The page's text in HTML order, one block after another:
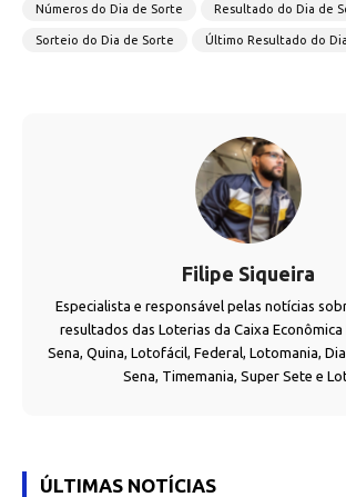
Números do Dia de Sorte Resultado do Dia de
Sorteio do Dia de Sorte Último Resultado do
Filipe Siqueira
Especialista e responsável pelas notícias
resultados das Loterias da Caixa Econômica
Sena, Quina, Lotofácil, Federal, Lotomania,
Sena, Timemania, Super Sete e
ÚLTIMAS NOTÍCIAS